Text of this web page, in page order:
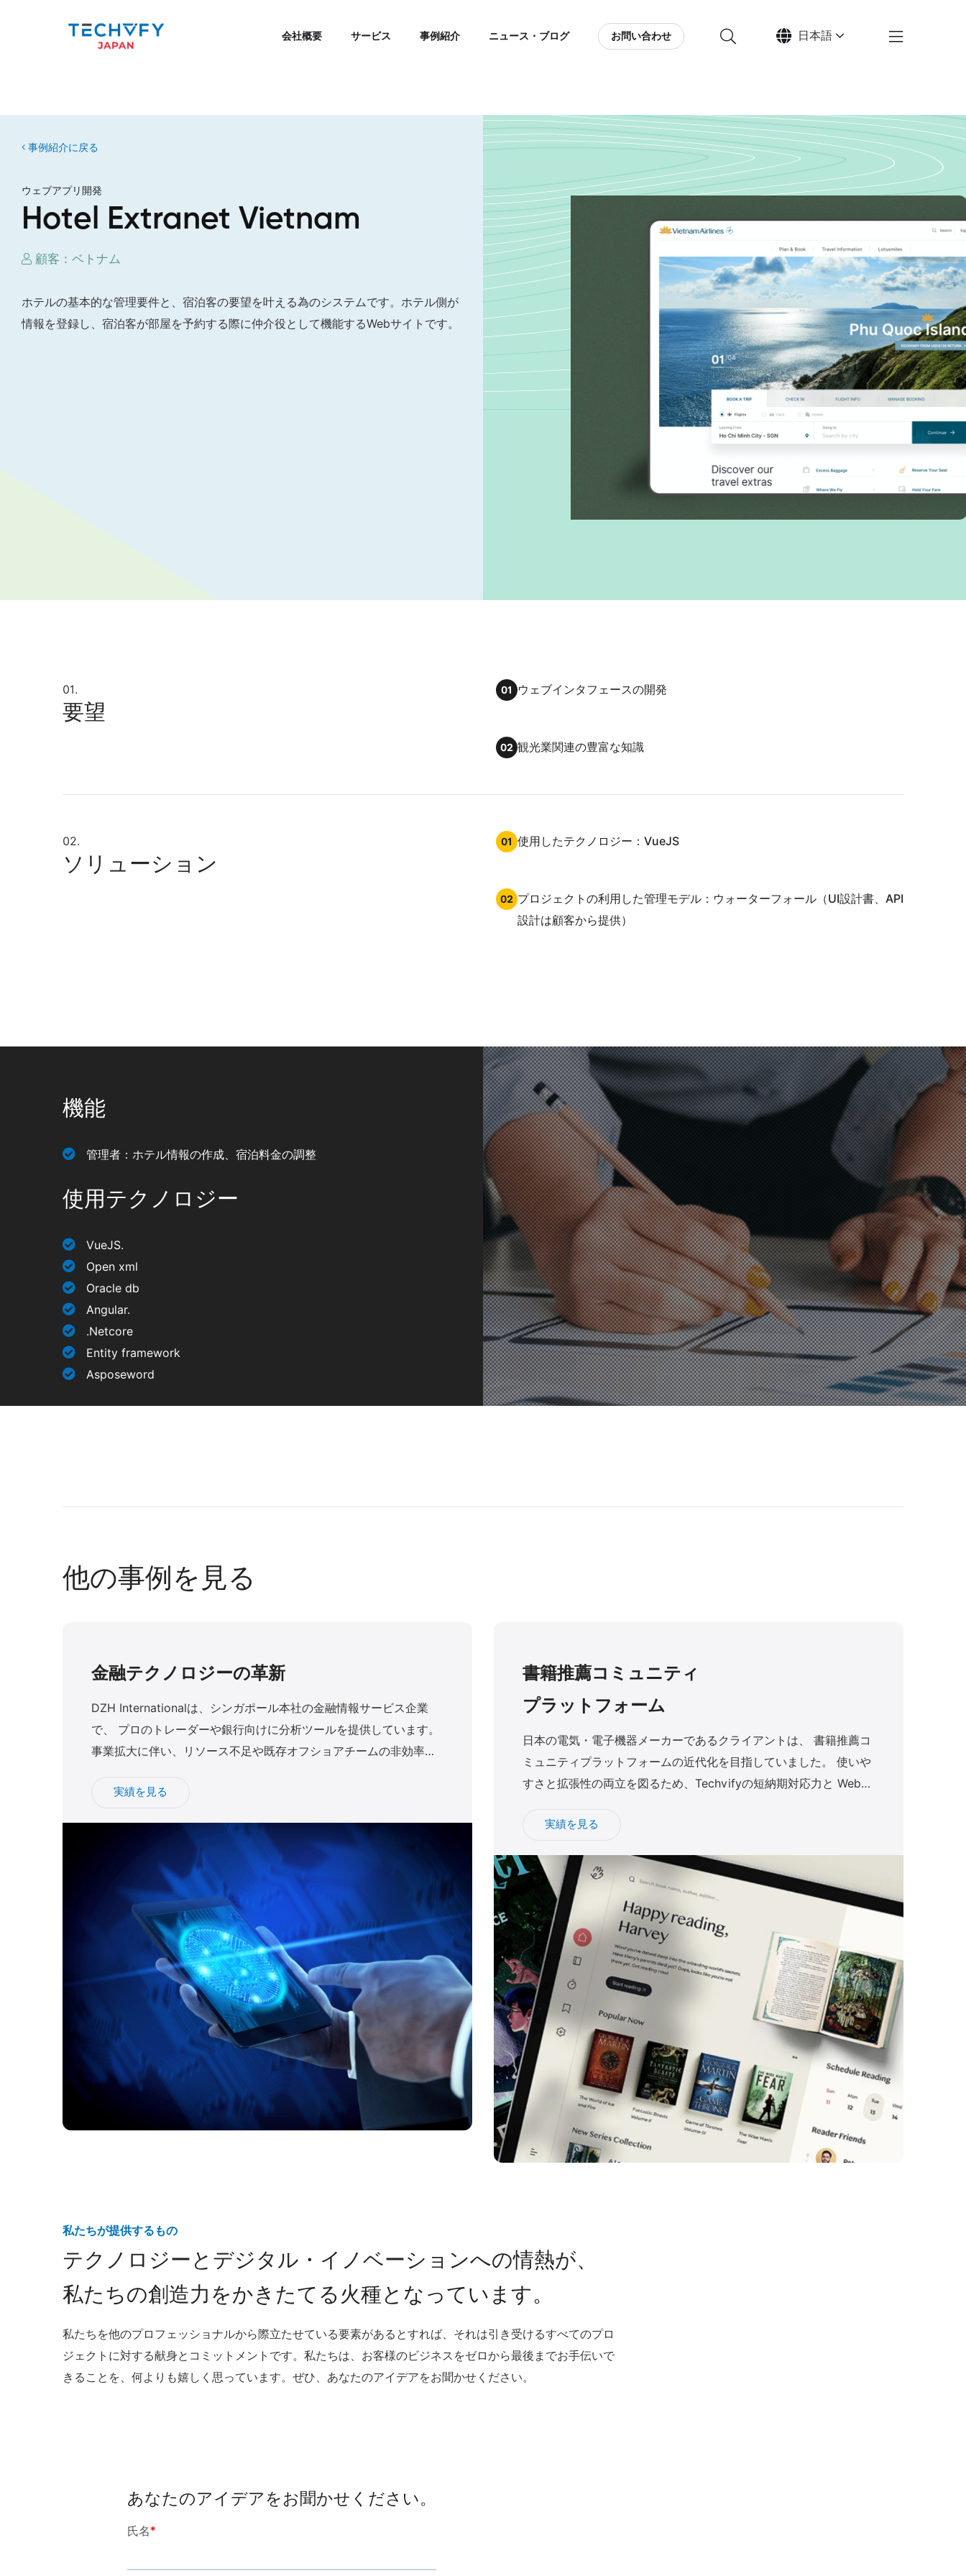
会社概要 サービス 事例紹介 ニュース・ブログ お問い合わせ 日本語
事例紹介に戻る
ウェブアプリ開発
Hotel Extranet Vietnam
顧客：ベトナム
ホテルの基本的な管理要件と、宿泊客の要望を叶える為のシステムです。ホテル側が
情報を登録し、宿泊客が部屋を予約する際に仲介役として機能するWebサイトです。
01.
要望
01 ウェブインタフェースの開発
02 観光業関連の豊富な知識
02.
ソリューション
01 使用したテクノロジー：VueJS
02 プロジェクトの利用した管理モデル：ウォーターフォール（UI設計書、API
設計は顧客から提供）
機能
管理者：ホテル情報の作成、宿泊料金の調整
使用テクノロジー
VueJS.
Open xml
Oracle db
Angular​.
.Netcore
Entity framework
Asposeword
他の事例を見る
金融テクノロジーの革新
DZH Internationalは、シンガポール本社の金融情報サービス企業
で、 プロのトレーダーや銀行向けに分析ツールを提供しています。
事業拡大に伴い、リソース不足や既存オフショアチームの非効率性
を 求めていました。
実績を見る
書籍推薦コミュニティ
プラットフォーム
日本の電気・電子機器メーカーであるクライアントは、 書籍推薦コ
ミュニティプラットフォームの近代化を目指していました。 使いや
すさと拡張性の両立を図るため、Techvifyの短納期対応力と Web・
実績を見る
私たちが提供するもの
テクノロジーとデジタル・イノベーションへの情熱が、
私たちの創造力をかきたてる火種となっています。
私たちを他のプロフェッショナルから際立たせている要素があるとすれば、それは引き受けるすべてのプロ
ジェクトに対する献身とコミットメントです。私たちは、お客様のビジネスをゼロから最後までお手伝いで
きることを、何よりも嬉しく思っています。ぜひ、あなたのアイデアをお聞かせください。
あなたのアイデアをお聞かせください。